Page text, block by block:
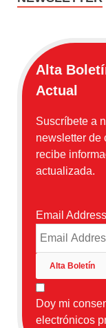
Alta
Actual
Suscríbete a
newsletter de
recibe
actualizada.
Email Address
Doy mi
electrónicos